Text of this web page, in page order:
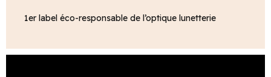
1er label éco-responsable de l’optique lunetterie